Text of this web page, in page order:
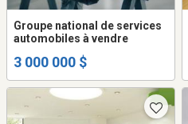
Groupe national de services
automobiles à vendre
3 000 000 $